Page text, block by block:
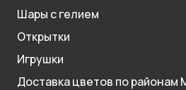
Шары с гелием
Открытки
Игрушки
Доставка цветов по районам